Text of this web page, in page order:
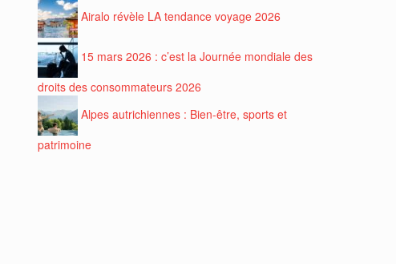
Airalo révèle LA tendance voyage 2026
15 mars 2026 : c’est la Journée mondiale des
droits des consommateurs 2026
Alpes autrichiennes : Bien-être, sports et
patrimoine